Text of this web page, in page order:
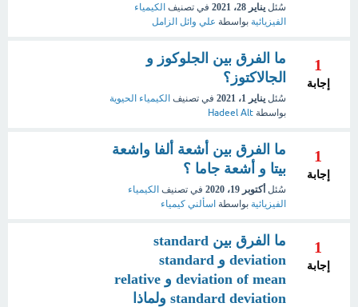
سُئل يناير 28، 2021 في تصنيف الكيمياء
الفيزيائية بواسطة علي وائل الزامل
1
إجابة
ما الفرق بين الجلوكوز و
الجالاكتوز؟
سُئل يناير 1، 2021 في تصنيف الكيمياء الحيوية
بواسطة Hadeel Alt
1
إجابة
ما الفرق بين أشعة ألفا واشعة
بيتا و أشعة جاما ؟
سُئل أكتوبر 19، 2020 في تصنيف الكيمياء
الفيزيائية بواسطة اسألني كيمياء
1
إجابة
ما الفرق بين standard
deviation و standard
deviation of mean و relative
standard deviation ولماذا